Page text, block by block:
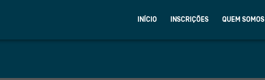
INÍCIO INSCRIÇÕES QUEM SOMOS